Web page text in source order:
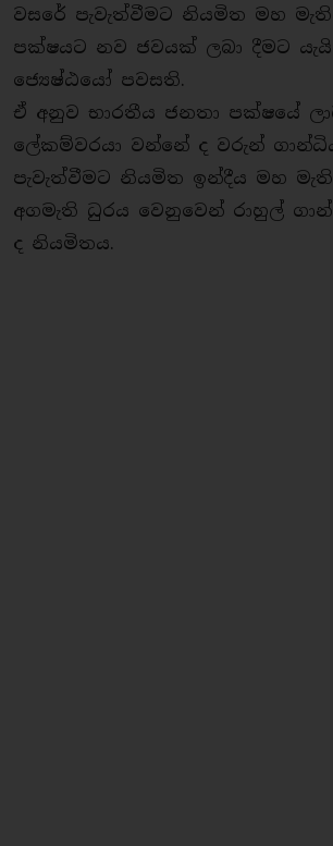
වසරේ පැවැත්වීමට නියමිත මහ
පක්ෂයට නව ජවයක් ලබා දීමට
ජ්‍යෙෂ්ඨයෝ පවසති.
ඒ අනුව භාරතීය ජනතා පක්ෂයේ
ලේකම්වරයා වන්නේ ද වරුන්
පැවැත්වීමට නියමිත ඉන්දීය මහ
අගමැති ධුරය වෙනුවෙන් රාහුල්
ද නියමිතය.